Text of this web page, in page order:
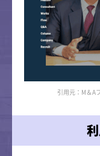
引用元：M＆